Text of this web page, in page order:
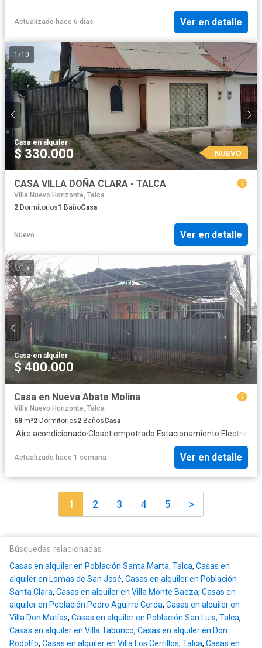
Actualizado hace 6 días Ver en detalle
1 /10
Casa·en alquiler
$ 330.000 NUEVO
CASA VILLA DOÑA CLARA - TALCA
Villa Nuevo Horizonte, Talca
2 Dormitorios1 BañoCasa
Nuevo Ver en detalle
1/15
Casa·en alquiler
$ 400.000
Casa en Nueva Abate Molina
Villa Nuevo Horizonte, Talca
68 m²2 Dormitorios2 BañosCasa
·Aire acondicionado·Closet empotrado·Estacionamiento·
Actualizado hace 1 semana Ver en detalle
1 2 3 4 5 >
Búsquedas relacionadas
Casas en alquiler en Población Santa Marta, Talca, Casas en
alquiler en Lomas de San José, Casas en alquiler en Población
Santa Clara, Casas en alquiler en Villa Monte Baeza, Casas en
alquiler en Población Pedro Aguirre Cerda, Casas en alquiler en
Villa Don Matías, Casas en alquiler en Población San Luis, Talca,
Casas en alquiler en Villa Tabunco, Casas en alquiler en Don
Rodolfo, Casas en alquiler en Villa Los Cerrillos, Talca, Casas en